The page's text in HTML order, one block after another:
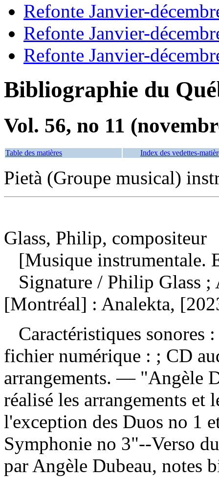
Refonte Janvier-
Refonte Janvier-
Refonte Janvier-
Bibliographie du
Vol. 56, no 11
Table des matières Index des vedettes-
Pietà (Groupe musical)
Glass, Philip, compositeur
[Musique instrumentale.
Signature / Philip Glass
[Montréal] : Analekta,
Caractéristiques sonores
fichier numérique : ; CD
arrangements. — "Angèle
réalisé les arrangements et
l'exception des Duos no 1
Symphonie no 3"--Verso
par Angèle Dubeau, notes